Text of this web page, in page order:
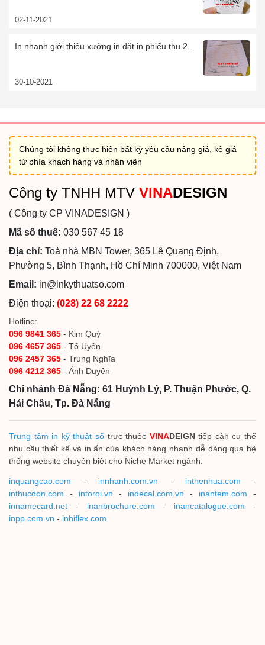
02-11-2021
In nhanh giới thiệu xưởng in đặt in phiếu thu 2...
30-10-2021
Chúng tôi không thực hiện bất kỳ yêu cầu nâng giá, kê giá
từ phía khách hàng và nhân viên
Công ty TNHH MTV VINADESIGN
( Công ty CP VINADESIGN )
Mã số thuế: 030 567 45 18
Địa chỉ: Toà nhà MBN Tower, 365 Lê Quang Định,
Phường 5, Bình Thạnh, Hồ Chí Minh 700000, Việt Nam
Email: in@inkythuatso.com
Điện thoại: (028) 22 68 2222
Hotline:
096 9841 365 - Kim Quý
096 4657 365 - Tố Uyên
096 2457 365 - Trung Nghĩa
096 4212 365 - Ánh Duyên
Chi nhánh Đà Nẵng: 61 Huỳnh Lý, P. Thuận Phước, Q.
Hải Châu, Tp. Đà Nẵng
Trung tâm in kỹ thuật sốtrực thuộc VINADEIGNtiếp cận cụ thể
nhu cầu thiết kế và in ấn của khách hàng nhanh dễ dàng qua hệ
thống website chuyên biệt cho Niche Market ngành:
inquangcao.com - innhanh.com.vn - inthenhua.com -
inthucdon.com - intoroi.vn - indecal.com.vn - inantem.com -
innamecard.net - inanbrochure.com - inancatalogue.com -
inpp.com.vn - inhiflex.com